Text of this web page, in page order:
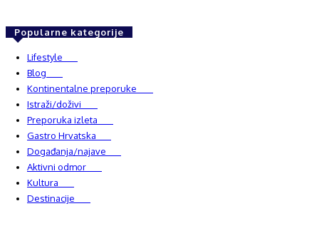
Popularne kategorije
Lifestyle
Blog
Kontinentalne preporuke
Istraži/doživi
Preporuka izleta
Gastro Hrvatska
Događanja/najave
Aktivni odmor
Kultura
Destinacije